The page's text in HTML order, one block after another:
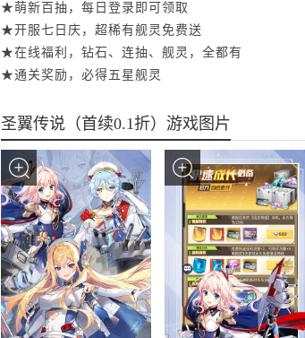
★萌新百抽，每日登录即可领取
★开服七日庆，超稀有舰灵免费送
★在线福利，钻石、连抽、舰灵，全都有
★通关奖励，必得五星舰灵
圣翼传说（首续0.1折）游戏图片